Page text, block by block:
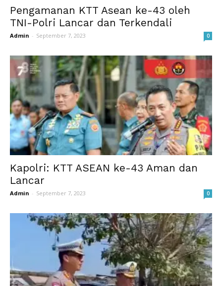
Pengamanan KTT Asean ke-43 oleh
TNI-Polri Lancar dan Terkendali
Admin - September 7, 2023 0
Kapolri: KTT ASEAN ke-43 Aman dan
Lancar
Admin - September 7, 2023 0